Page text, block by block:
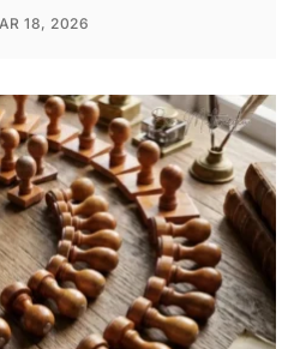
18, 2026